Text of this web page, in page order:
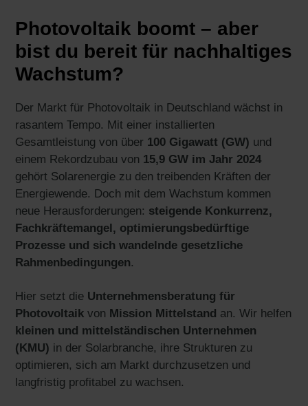
Photovoltaik boomt – aber
bist du bereit für nachhaltiges
Wachstum?
Der Markt für Photovoltaik in Deutschland wächst in
rasantem Tempo. Mit einer installierten
Gesamtleistung von über 100 Gigawatt (GW) und
einem Rekordzubau von 15,9 GW im Jahr 2024
gehört Solarenergie zu den treibenden Kräften der
Energiewende. Doch mit dem Wachstum kommen
neue Herausforderungen: steigende Konkurrenz,
Fachkräftemangel, optimierungsbedürftige
Prozesse und sich wandelnde gesetzliche
Rahmenbedingungen.
Hier setzt die Unternehmensberatung für
Photovoltaik von Mission Mittelstand an. Wir helfen
kleinen und mittelständischen Unternehmen
(KMU) in der Solarbranche, ihre Strukturen zu
optimieren, sich am Markt durchzusetzen und
langfristig profitabel zu wachsen.